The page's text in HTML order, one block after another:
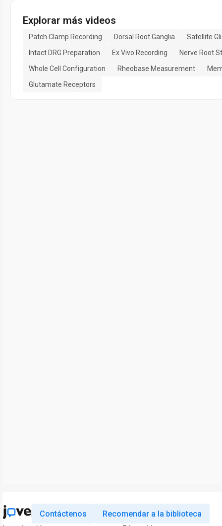
Explorar más videos
Patch Clamp Recording Dorsal Root Ganglia
Satellite
Intact DRG Preparation
Ex Vivo Recording
Nerve Root
Whole Cell Configuration
Rheobase Measurement
Glutamate Receptors
Contáctenos Recomendar a la biblioteca